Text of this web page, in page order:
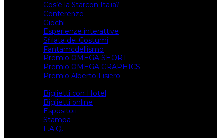
Cos’è la Starcon Italia?
Conferenze
Giochi
Esperienze interattive
Sfilata dei Costumi
Fantamodellismo
Premio OMEGA SHORT
Premio OMEGA GRAPHICS
Premio Alberto Lisiero
Biglietti con Hotel
Biglietti online
Espositori
Stampa
F.A.Q.